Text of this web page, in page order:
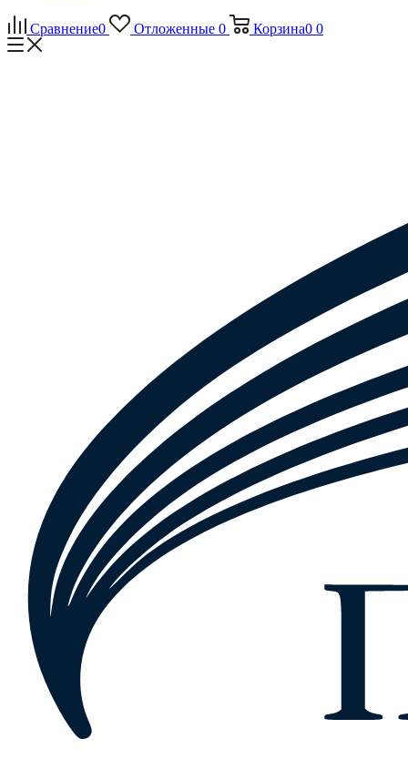
Сравнение0 Отложенные 0 Корзина0 0